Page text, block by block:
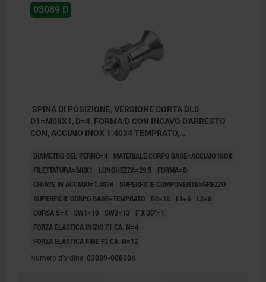
03089 D
SPINA DI POSIZIONE, VERSIONE CORTA DI.0
D1=M08X1, D=4, FORMA:D CON INCAVO D'ARRESTO
CON, ACCIAIO INOX 1.4034 TEMPRATO,
DIAMETRO DEL PERNO=4
MATERIALE CORPO BASE=ACCIAIO INOX
FILETTATURA=M8X1
LUNGHEZZA=29,5
FORMA=D
CHIAVE IN ACCIAIO=1.4034
SUPERFICIE COMPONENTE=GREZZO
SUPERFICIE CORPO BASE=TEMPRATO
D2=18 L1=6
L2=6
CORSA S=4
SW1=10 SW2=13
F X 30°=1
FORZA ELASTICA INIZIO F1 CA. N=4
FORZA ELASTICA FINE F2 CA. N=12
Numero d’ordine: 03089-008004